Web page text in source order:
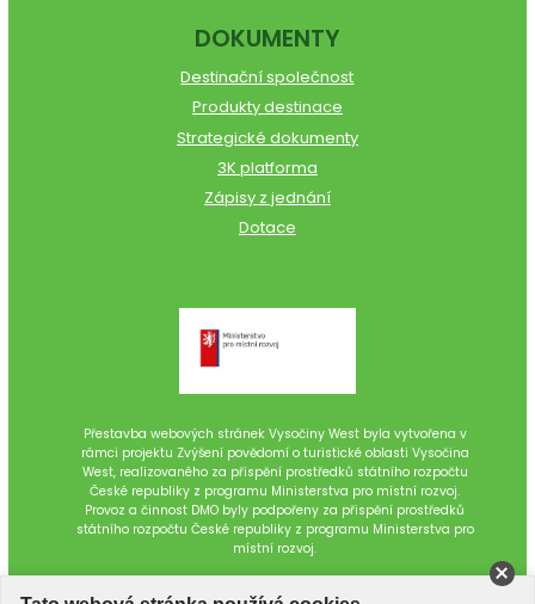
DOKUMENTY
Destinační společnost
Produkty destinace
Strategické dokumenty
3K platforma
Zápisy z jednání
Dotace
Přestavba webových stránek Vysočiny West byla vytvořena v
rámci projektu Zvýšení povědomí o turistické oblasti Vysočina
West, realizovaného za přispění prostředků státního rozpočtu
České republiky z programu Ministerstva pro místní rozvoj.
Provoz a činnost DMO byly podpořeny za přispění prostředků
státního rozpočtu České republiky z programu Ministerstva pro
místní rozvoj.